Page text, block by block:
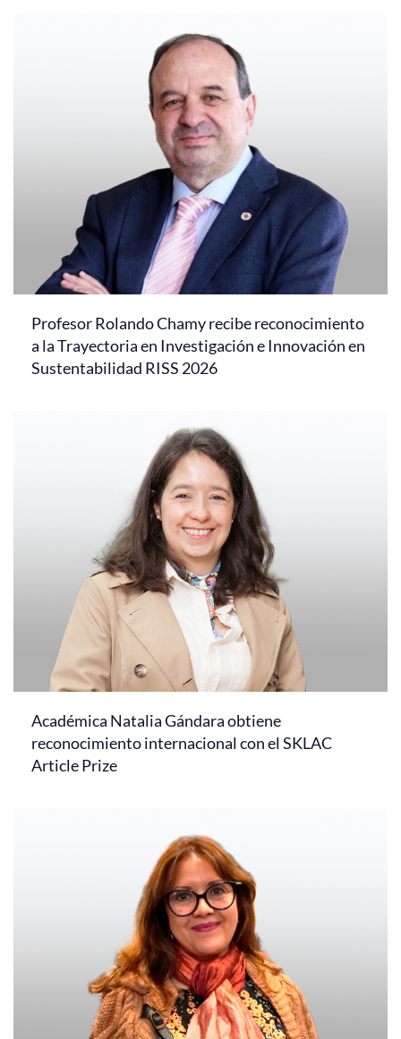
Profesor Rolando Chamy recibe reconocimiento
a la Trayectoria en Investigación e Innovación en
Sustentabilidad RISS 2026
Académica Natalia Gándara obtiene
reconocimiento internacional con el SKLAC
Article Prize